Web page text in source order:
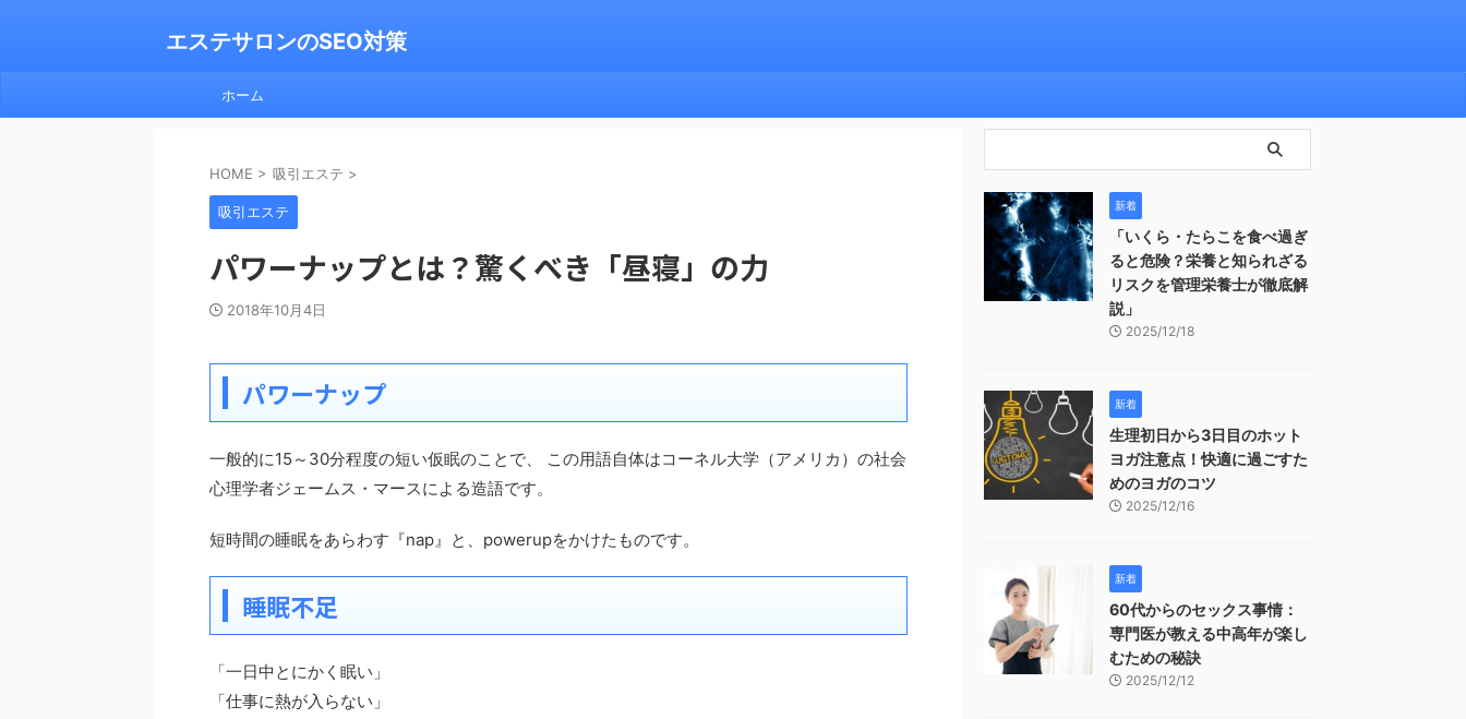
エステサロンのSEO対策
ホーム
HOME > 吸引エステ >
吸引エステ
パワーナップとは？驚くべき「昼寝」の力
2018年10月4日
パワーナップ
一般的に15～30分程度の短い仮眠のことで、 この用語自体はコーネル大学（アメリカ）の社会
心理学者ジェームス・マースによる造語です。
短時間の睡眠をあらわす『nap』と、powerupをかけたものです。
睡眠不足
「一日中とにかく眠い」
「仕事に熱が入らない」
新着
「いくら・たらこを食べ過ぎ
ると危険？栄養と知られざる
リスクを管理栄養士が徹底解
説」
2025/12/18
新着
生理初日から3日目のホット
ヨガ注意点！快適に過ごすた
めのヨガのコツ
2025/12/16
新着
60代からのセックス事情：
専門医が教える中高年が楽し
むための秘訣
2025/12/12